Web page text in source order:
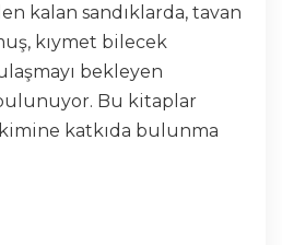
kalan sandıklarda, tavan
kıymet bilecek
bekleyen
Bu kitaplar
katkıda bulunma